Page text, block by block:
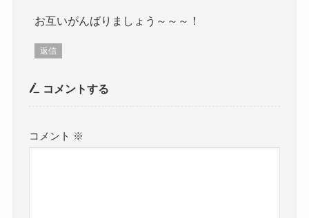
お互いがんばりましょう～～～！
返信
コメントする
コメント ※